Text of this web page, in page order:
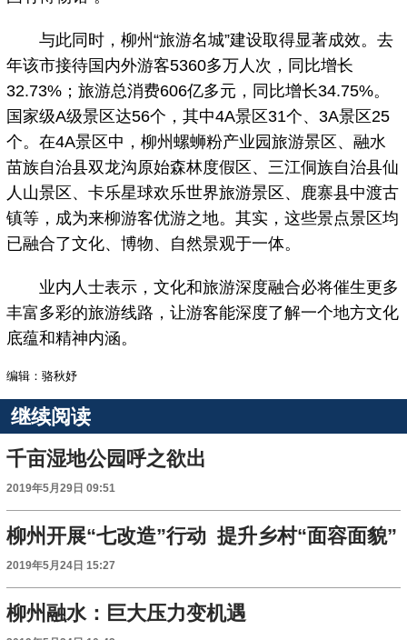
与此同时，柳州“旅游名城”建设取得显著成效。去
年该市接待国内外游客5360多万人次，同比增长
32.73%；旅游总消费606亿多元，同比增长34.75%。
国家级A级景区达56个，其中4A景区31个、3A景区25
个。在4A景区中，柳州螺蛳粉产业园旅游景区、融水
苗族自治县双龙沟原始森林度假区、三江侗族自治县仙
人山景区、卡乐星球欢乐世界旅游景区、鹿寨县中渡古
镇等，成为来柳游客优游之地。其实，这些景点景区均
已融合了文化、博物、自然景观于一体。
业内人士表示，文化和旅游深度融合必将催生更多
丰富多彩的旅游线路，让游客能深度了解一个地方文化
底蕴和精神内涵。
编辑：骆秋妤
继续阅读
千亩湿地公园呼之欲出
2019年5月29日 09:51
柳州开展“七改造”行动 提升乡村“面容面貌”
2019年5月24日 15:27
柳州融水：巨大压力变机遇